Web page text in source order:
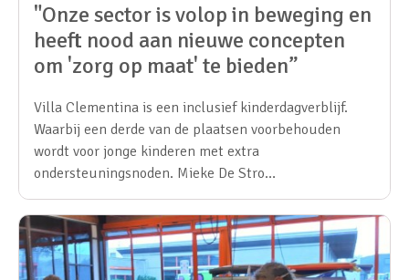
"Onze sector is volop in beweging en
heeft nood aan nieuwe concepten
om 'zorg op maat' te bieden”
Villa Clementina is een inclusief kinderdagverblijf.
Waarbij een derde van de plaatsen voorbehouden
wordt voor jonge kinderen met extra
ondersteuningsnoden. Mieke De Stro…